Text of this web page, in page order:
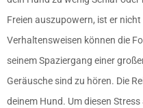
Freien auszupowern, ist er
Verhaltensweisen können die
seinem Spaziergang einer
Geräusche sind zu hören. Die
deinem Hund. Um diesen